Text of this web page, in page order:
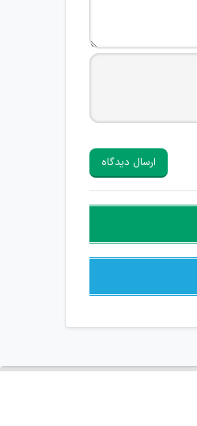
ارسال دیدگاه